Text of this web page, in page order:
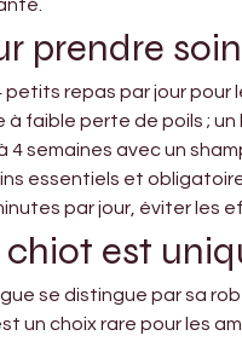
prendre
petits repas par jour pour
à faible perte de poils ;
4 semaines avec un
essentiels et
par jour, éviter les
est
se distingue par sa
un choix rare pour les